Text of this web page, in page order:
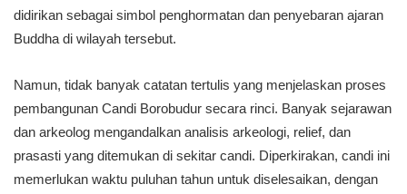
didirikan sebagai simbol penghormatan dan penyebaran ajaran
Buddha di wilayah tersebut.
Namun, tidak banyak catatan tertulis yang menjelaskan proses
pembangunan Candi Borobudur secara rinci. Banyak sejarawan
dan arkeolog mengandalkan analisis arkeologi, relief, dan
prasasti yang ditemukan di sekitar candi. Diperkirakan, candi ini
memerlukan waktu puluhan tahun untuk diselesaikan, dengan